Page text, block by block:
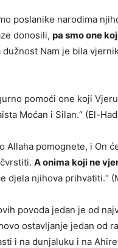
poslanike narodima
donosili, pa smo one
dužnost Nam je bila
pomoći one koji
Moćan i Silan.“ (El-
Allaha pomognete, i On
A onima koji ne
djela njihova prihvatiti.“
povoda jedan je od
ostavljanje jedan od
i na dunjaluku i na